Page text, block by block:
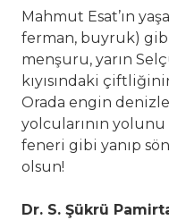
Mahmut Esat’ın
ferman, buyruk)
menşuru, yarın
kıyısındaki
Orada engin
yolcularının
feneri gibi yanıp
olsun!
Dr. S. Şükrü